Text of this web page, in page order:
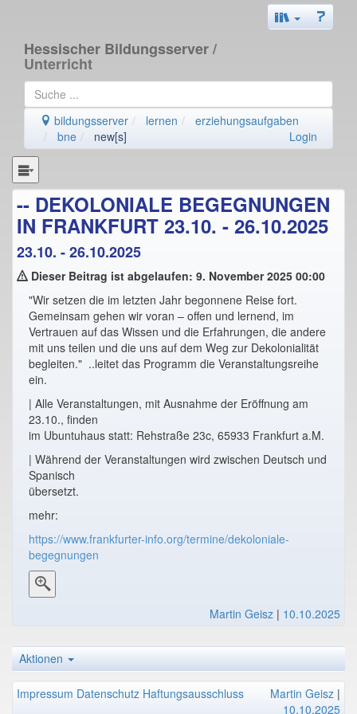
Hessischer Bildungsserver/
Unterricht
bildungsserver lernen
erziehungsaufgaben
bne
new[s] Login
-- DEKOLONIALE BEGEGNUNGEN
IN FRANKFURT 23.10. - 26.10.2025
23.10. - 26.10.2025
Dieser Beitrag ist abgelaufen: 9. November 2025 00:00
"Wir setzen die im letzten Jahr begonnene Reise fort.
Gemeinsam gehen wir voran – offen und lernend, im
Vertrauen auf das Wissen und die Erfahrungen, die andere
mit uns teilen und die uns auf dem Weg zur Dekolonialität
begleiten." ..leitet das Programm die Veranstaltungsreihe
ein.
| Alle Veranstaltungen, mit Ausnahme der Eröffnung am
23.10., finden
im Ubuntuhaus statt: Rehstraße 23c, 65933 Frankfurt a.M.
| Während der Veranstaltungen wird zwischen Deutsch und
Spanisch
übersetzt.
mehr:
https://www.frankfurter-info.org/termine/dekoloniale-
begegnungen
Martin Geisz | 10.10.2025
Aktionen
Impressum Datenschutz Haftungsausschluss Martin Geisz |
10.10.2025